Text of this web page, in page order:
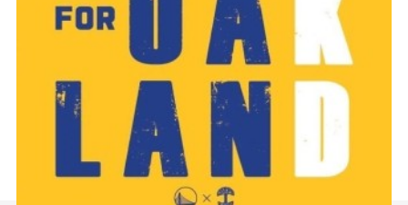
2019-06-14 01:03